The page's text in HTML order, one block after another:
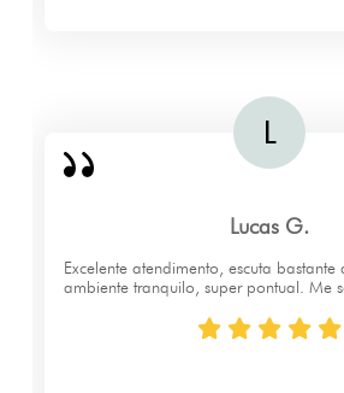
Lucas G.
Excelente atendimento, escuta bastante
ambiente tranquilo, super pontual. Me